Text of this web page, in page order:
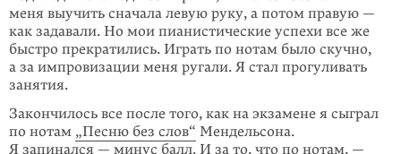
меня выучить сначала левую руку, а потом правую —
как задавали. Но мои пианистические успехи все же
быстро прекратились. Играть по нотам было скучно,
а за импровизации меня ругали. Я стал прогуливать
занятия.
Закончилось все после того, как на экзамене я сыграл
по нотам „Песню без слов“ Мендельсона.
Я запинался — минус балл. И за то, что по нотам, —